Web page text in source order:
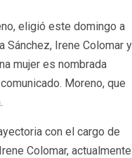
eligió este domingo a
Sánchez, Irene Colomar y
mujer es nombrada
Moreno, que
con el cargo de
Colomar, actualmente